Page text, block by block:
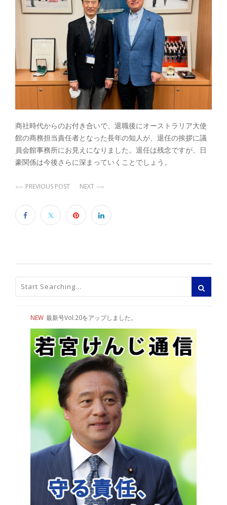
商社時代からのお付き合いで、退職後にオーストラリア大使
館の商務担当責任者となった長年の知人が、退任の挨拶に議
員会館事務所にお見えになりました。退任は残念ですが、日
豪関係は今後さらに深まっていくことでしょう。
PREVIOUS POST NEXT
NEW 最新号Vol.20をアップしました。